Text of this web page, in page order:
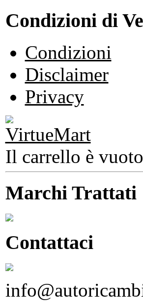
Condizioni di
Condizioni
Disclaimer
Privacy
Il carrello è
Marchi Trattati
Contattaci